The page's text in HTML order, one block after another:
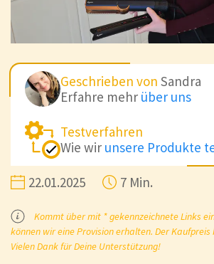
Geschrieben von Sandra
Erfahre mehr über uns
Testverfahren
Wie wir unsere Produkte
22.01.2025 7 Min.
Kommt über mit * gekennzeichnete Links
können wir eine Provision erhalten. Der
Vielen Dank für Deine Unterstützung!